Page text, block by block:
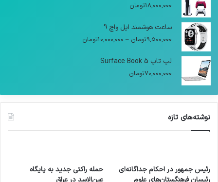
18,000,000تومان
ساعت هوشمند اپل واچ 9
9,500,000تومان –
10,000,000تومان
لپ تاپ Surface Book 5
70,000,000تومان
نوشته‌های تازه
رئیس جمهور در احکام جداگانه‌ای
رئیسان فرهنگستان‌های علوم
حمله راکتی جدید به پایگاه
عین‌الاسد در عراق